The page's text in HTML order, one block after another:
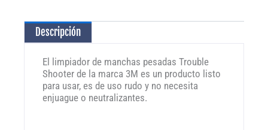
3M
cantidadDescripción
El limpiador de manchas pesadas Trouble
Shooter de la marca 3M es un producto listo
para usar, es de uso rudo y no necesita
enjuague o neutralizantes.